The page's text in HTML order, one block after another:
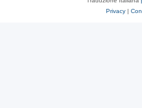
Privacy |